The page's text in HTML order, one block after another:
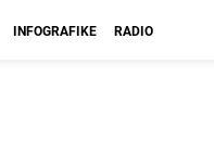
INFOGRAFIKE RADIO